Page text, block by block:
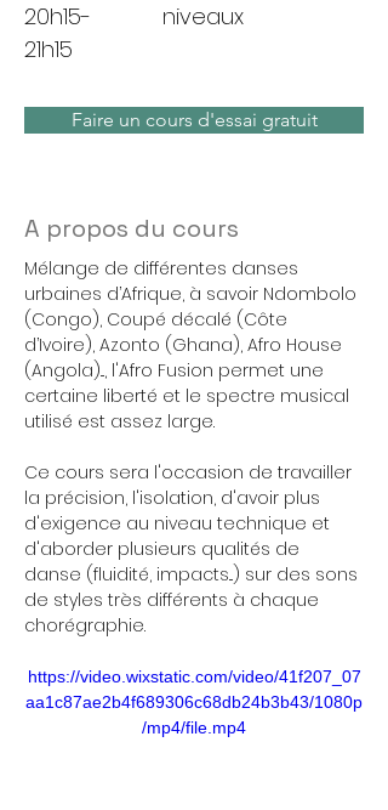
20h15-
21h15
niveaux
Faire un cours d'essai gratuit
A propos du cours
Mélange de différentes danses
urbaines d’Afrique, à savoir Ndombolo
(Congo), Coupé décalé (Côte
d’Ivoire), Azonto (Ghana), Afro House
(Angola)..., l'Afro Fusion permet une
certaine liberté et le spectre musical
utilisé est assez large.
Ce cours sera l'occasion de travailler
la précision, l'isolation, d'avoir plus
d'exigence au niveau technique et
d'aborder plusieurs qualités de
danse (fluidité, impacts...) sur des sons
de styles très différents à chaque
chorégraphie.
https://video.wixstatic.com/video/41f207_07
aa1c87ae2b4f689306c68db24b3b43/1080p
/mp4/file.mp4